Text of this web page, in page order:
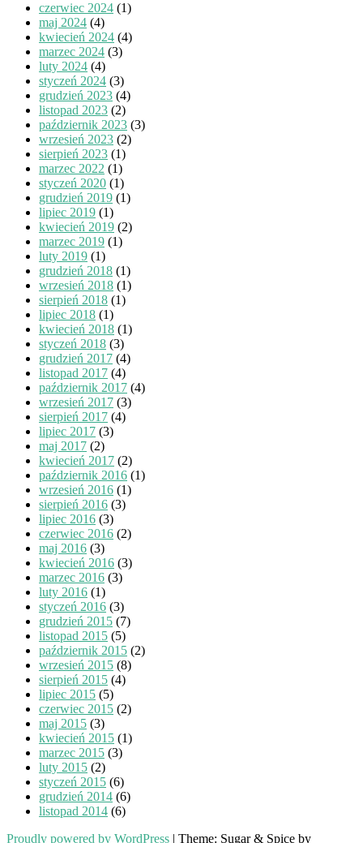
czerwiec 2024 (1)
maj 2024 (4)
kwiecień 2024 (4)
marzec 2024 (3)
luty 2024 (4)
styczeń 2024 (3)
grudzień 2023 (4)
listopad 2023 (2)
październik 2023 (3)
wrzesień 2023 (2)
sierpień 2023 (1)
marzec 2022 (1)
styczeń 2020 (1)
grudzień 2019 (1)
lipiec 2019 (1)
kwiecień 2019 (2)
marzec 2019 (1)
luty 2019 (1)
grudzień 2018 (1)
wrzesień 2018 (1)
sierpień 2018 (1)
lipiec 2018 (1)
kwiecień 2018 (1)
styczeń 2018 (3)
grudzień 2017 (4)
listopad 2017 (4)
październik 2017 (4)
wrzesień 2017 (3)
sierpień 2017 (4)
lipiec 2017 (3)
maj 2017 (2)
kwiecień 2017 (2)
październik 2016 (1)
wrzesień 2016 (1)
sierpień 2016 (3)
lipiec 2016 (3)
czerwiec 2016 (2)
maj 2016 (3)
kwiecień 2016 (3)
marzec 2016 (3)
luty 2016 (1)
styczeń 2016 (3)
grudzień 2015 (7)
listopad 2015 (5)
październik 2015 (2)
wrzesień 2015 (8)
sierpień 2015 (4)
lipiec 2015 (5)
czerwiec 2015 (2)
maj 2015 (3)
kwiecień 2015 (1)
marzec 2015 (3)
luty 2015 (2)
styczeń 2015 (6)
grudzień 2014 (6)
listopad 2014 (6)
Proudly powered by WordPress
Theme: Sugar & Spice by